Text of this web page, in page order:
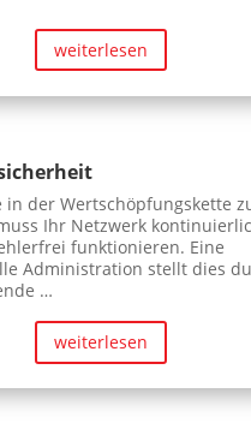
weiterlesen
in der Wertschöpfungskette
Ihr Netzwerk
funktionieren. Eine
Administration stellt dies
…
weiterlesen